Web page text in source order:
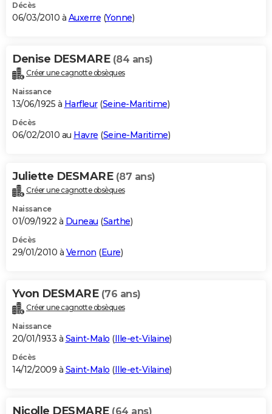
Décès
06/03/2010 à Auxerre (Yonne)
Denise DESMARE (84 ans)
Créer une cagnotte obsèques
Naissance
13/06/1925 à Harfleur(Seine-Maritime)
Décès
06/02/2010 au Havre (Seine-Maritime)
Juliette DESMARE (87 ans)
Créer une cagnotte obsèques
Naissance
01/09/1922 à Duneau (Sarthe)
Décès
29/01/2010 à Vernon (Eure)
Yvon DESMARE (76 ans)
Créer une cagnotte obsèques
Naissance
20/01/1933 à Saint-Malo (Ille-et-Vilaine)
Décès
14/12/2009 à Saint-Malo (Ille-et-Vilaine)
Nicolle DESMARE (64 ans)